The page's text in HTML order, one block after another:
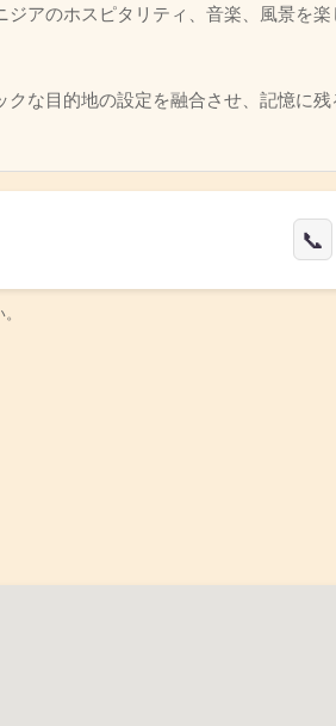
アのホスピタリティ、音楽、風景を
な目的地の設定を融合させ、記憶に
📞